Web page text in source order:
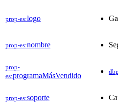
prop-es:logo
prop-es:nombre
prop-
es:programaMásVendido
prop-es:soporte